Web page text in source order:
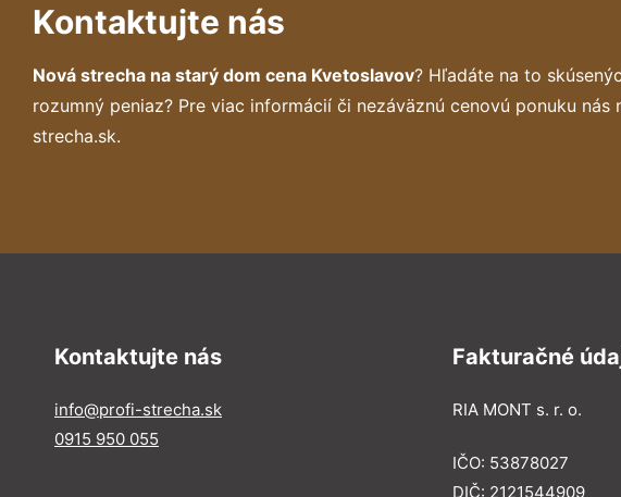
Kontaktujte nás
Nová strecha na starý dom cena Kvetoslavov? Hľadáte na to
rozumný peniaz? Pre viac informácií či nezáväznú cenovú ponuku
strecha.sk.
Kontaktujte nás
info@profi-strecha.sk
0915 950 055
Fakturačné
RIA MONT s. r. o.
IČO: 53878027
DIČ: 2121544909